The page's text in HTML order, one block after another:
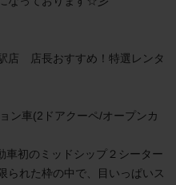
店　店長おすすめ！特選レンタ
ン車(2ドアクーペ/オープンカ
初のミッドシップ２シーター
られた枠の中で、目いっぱいス